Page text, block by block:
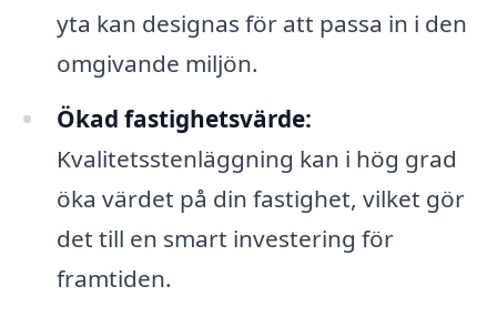
yta kan designas för att passa in i den
omgivande miljön.
Ökad fastighetsvärde:
Kvalitetsstenläggning kan i hög grad
öka värdet på din fastighet, vilket gör
det till en smart investering för
framtiden.